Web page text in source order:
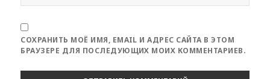
СОХРАНИТЬ МОЁ ИМЯ, EMAIL И АДРЕС САЙТА В ЭТОМ
БРАУЗЕРЕ ДЛЯ ПОСЛЕДУЮЩИХ МОИХ КОММЕНТАРИЕВ.